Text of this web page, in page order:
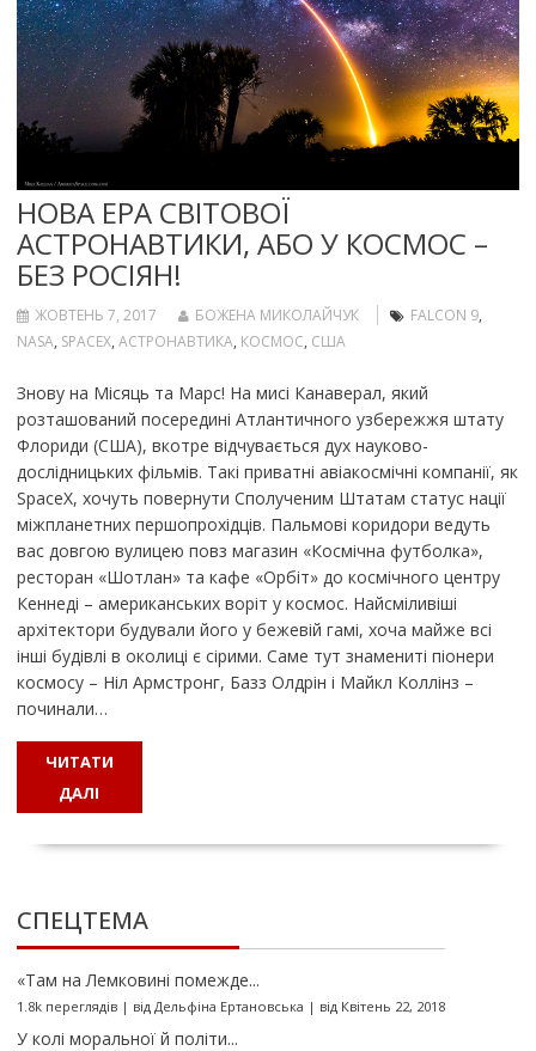
НОВА ЕРА СВІТОВОЇ
АСТРОНАВТИКИ, АБО У КОСМОС –
БЕЗ РОСІЯН!
ЖОВТЕНЬ 7, 2017 БОЖЕНА МИКОЛАЙЧУК FALCON 9,
NASA, SPACEX, АСТРОНАВТИКА, КОСМОС, США
Знову на Місяць та Марс! На мисі Канаверал, який
розташований посередині Атлантичного узбережжя штату
Флориди (США), вкотре відчувається дух науково-
дослідницьких фільмів. Такі приватні авіакосмічні компанії, як
SpaceX, хочуть повернути Сполученим Штатам статус нації
міжпланетних першопрохідців. Пальмові коридори ведуть
вас довгою вулицею повз магазин «Космічна футболка»,
ресторан «Шотлан» та кафе «Орбіт» до космічного центру
Кеннеді – американських воріт у космос. Найсміливіші
архітектори будували його у бежевій гамі, хоча майже всі
інші будівлі в околиці є сірими. Саме тут знамениті піонери
космосу – Ніл Армстронг, Базз Олдрін і Майкл Коллінз –
починали…
ЧИТАТИ
ДАЛІ
СПЕЦТЕМА
«Там на Лемковині помежде...
1.8k переглядів| від Дельфіна Ертановська | від Квітень 22, 2018
У колі моральної й політи...